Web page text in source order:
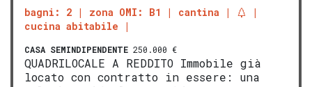
bagni: 2 zona OMI: B1
cantina
cucina abitabile
CASA SEMINDIPENDENTE 250.000 €
QUADRILOCALE A REDDITO Immobile già
locato con contratto in essere: una